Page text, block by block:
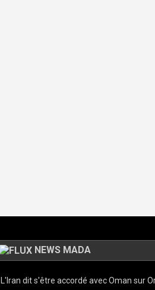
NEWS MADA
L'Iran dit s'être accordé avec Oman sur